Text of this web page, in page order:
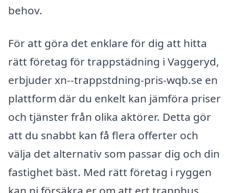
behov.
För att göra det enklare för dig att hitta
rätt företag för trappstädning i Vaggeryd,
erbjuder xn--trappstdning-pris-wqb.se en
plattform där du enkelt kan jämföra priser
och tjänster från olika aktörer. Detta gör
att du snabbt kan få flera offerter och
välja det alternativ som passar dig och din
fastighet bäst. Med rätt företag i ryggen